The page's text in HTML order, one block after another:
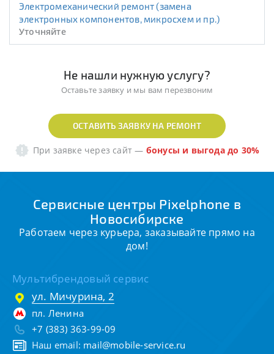
Электромеханический ремонт (замена
электронных компонентов, микросхем и пр.)
Уточняйте
Не нашли нужную услугу?
Оставьте заявку и мы вам перезвоним
ОСТАВИТЬ ЗАЯВКУ НА РЕМОНТ
При заявке через сайт — бонусы и выгода до 30%
Сервисные центры Pixelphone в
Новосибирске
Работаем через курьера, заказывайте прямо на
дом!
Мультибрендовый сервис
ул. Мичурина, 2
пл. Ленина
+7 (383) 363-99-09
Наш email: mail@mobile-service.ru